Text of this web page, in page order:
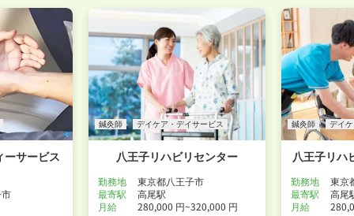
ーサービス
鍼灸師 デイケア・デイサービス
八王子リハビリセンター
勤務地
東京都八王子市
最寄駅
高尾駅
月給
280,000 円~320,000 円
鍼灸師 デイ
八王子リハ
勤務地
東京
最寄駅
高尾
月給